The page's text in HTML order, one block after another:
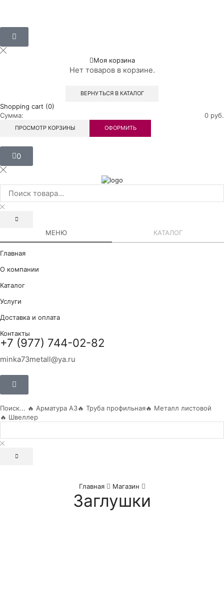
Моя корзина
Нет товаров в корзине.
ВЕРНУТЬСЯ В КАТАЛОГ
Shopping cart (0)
Сумма:
0 руб.
ПРОСМОТР КОРЗИНЫ ОФОРМИТЬ
0
МЕНЮ КАТАЛОГ
Главная
О компании
Каталог
Услуги
Доставка и оплата
Контакты
+7 (977) 744-02-82
minka73metall@ya.ru
Поиск... 🔥 Арматура А3🔥 Труба профильная🔥 Металл листовой
🔥 Швеллер
Главная Магазин
Заглушки